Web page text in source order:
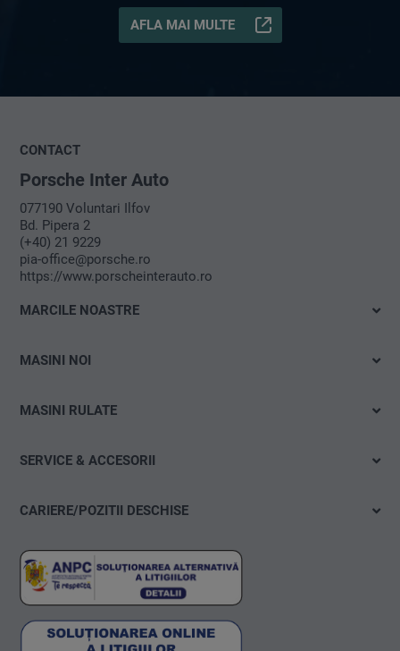
AFLA MAI MULTE
CONTACT
Porsche Inter Auto
077190 Voluntari Ilfov
Bd. Pipera 2
(+40) 21 9229
pia-office@porsche.ro
https://www.porscheinterauto.ro
MARCILE NOASTRE
Audi
Porsche
MASINI NOI
Test drive
Configurare
MASINI RULATE
Cautare avansata
SERVICE & ACCESORII
Anvelope & Roti
carLOG
Accesorii auto
CARIERE/POZITII DESCHISE
Ia tu initiativa!